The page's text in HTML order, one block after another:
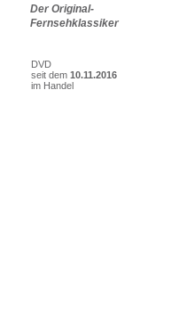
Der Original-
Fernsehklassiker
DVD
seit dem 10.11.2016
im Handel